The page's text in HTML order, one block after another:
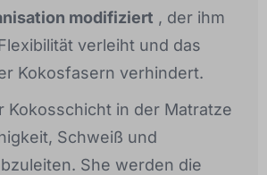
modifiziert , der ihm
verleiht und das
Kokosfasern verhindert.
Kokosschicht in der Matratze
Schweiß und
She werden die